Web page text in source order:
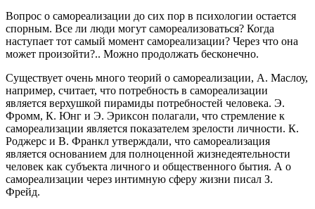
Вопрос о самореализации до сих пор в психологии остается
спорным. Все ли люди могут самореализоваться? Когда
наступает тот самый момент самореализации? Через что она
может произойти?.. Можно продолжать бесконечно.
Существует очень много теорий о самореализации, А. Маслоу,
например, считает, что потребность в самореализации
является верхушкой пирамиды потребностей человека. Э.
Фромм, К. Юнг и Э. Эриксон полагали, что стремление к
самореализации является показателем зрелости личности. К.
Роджерс и В. Франкл утверждали, что самореализация
является основанием для полноценной жизнедеятельности
человек как субъекта личного и общественного бытия. А о
самореализации через интимную сферу жизни писал З.
Фрейд.